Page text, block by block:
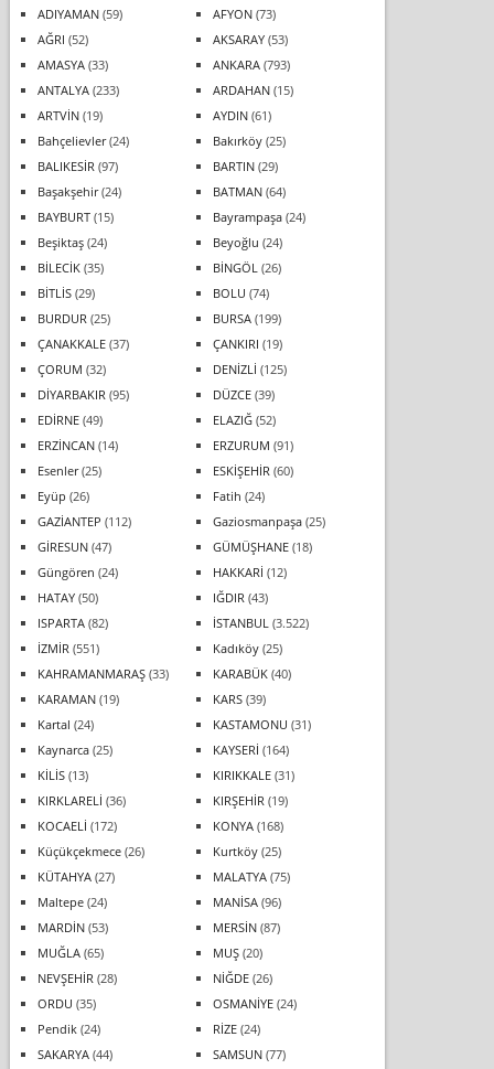
ADIYAMAN(59) AFYON(73)
AĞRI (52) AKSARAY(53)
AMASYA(33) ANKARA(793)
ANTALYA(233) ARDAHAN(15)
ARTVİN(19) AYDIN(61)
Bahçelievler(24) Bakırköy(25)
BALIKESİR (97) BARTIN(29)
Başakşehir(24) BATMAN(64)
BAYBURT(15) Bayrampaşa(24)
Beşiktaş(24) Beyoğlu (24)
BİLECİK(35) BİNGÖL (26)
BİTLİS(29) BOLU (74)
BURDUR (25) BURSA(199)
ÇANAKKALE(37) ÇANKIRI (19)
ÇORUM (32) DENİZLİ (125)
DİYARBAKIR (95) DÜZCE(39)
EDİRNE(49) ELAZIĞ(52)
ERZİNCAN(14) ERZURUM (91)
Esenler(25) ESKİŞEHİR (60)
Eyüp (26) Fatih (24)
GAZİANTEP (112) Gaziosmanpaşa(25)
GİRESUN(47) GÜMÜŞHANE(18)
Güngören (24) HAKKARİ (12)
HATAY(50) IĞDIR (43)
ISPARTA(82) İSTANBUL (3.522)
İZMİR (551) Kadıköy(25)
KAHRAMANMARAŞ(33) KARABÜK(40)
KARAMAN(19) KARS(39)
Kartal (24) KASTAMONU (31)
Kaynarca(25) KAYSERİ (164)
KİLİS(13) KIRIKKALE(31)
KIRKLARELİ (36) KIRŞEHİR (19)
KOCAELİ (172) KONYA(168)
Küçükçekmece(26) Kurtköy(25)
KÜTAHYA(27) MALATYA(75)
Maltepe(24) MANİSA(96)
MARDİN(53) MERSİN(87)
MUĞLA(65) MUŞ(20)
NEVŞEHİR (28) NİĞDE(26)
ORDU (35) OSMANİYE(24)
Pendik(24) RİZE(24)
SAKARYA(44) SAMSUN(77)